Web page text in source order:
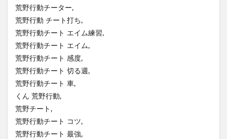
荒野行動チーター,
荒野行動 チート打ち,
荒野行動チート エイム練習,
荒野行動チート エイム,
荒野行動チート 感度,
荒野行動チート 切る週,
荒野行動チート 車,
くん 荒野行動,
荒野チート,
荒野行動チート コツ,
荒野行動チート 最強,